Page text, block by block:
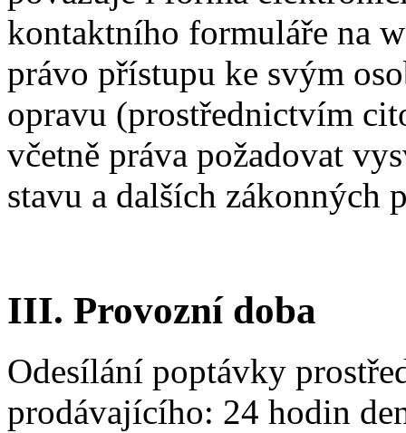
kontaktního formuláře na
právo přístupu ke svým
opravu (prostřednictvím
včetně práva požadovat
stavu a dalších zákonných
III. Provozní doba
Odesílání poptávky
prodávajícího: 24 hodin